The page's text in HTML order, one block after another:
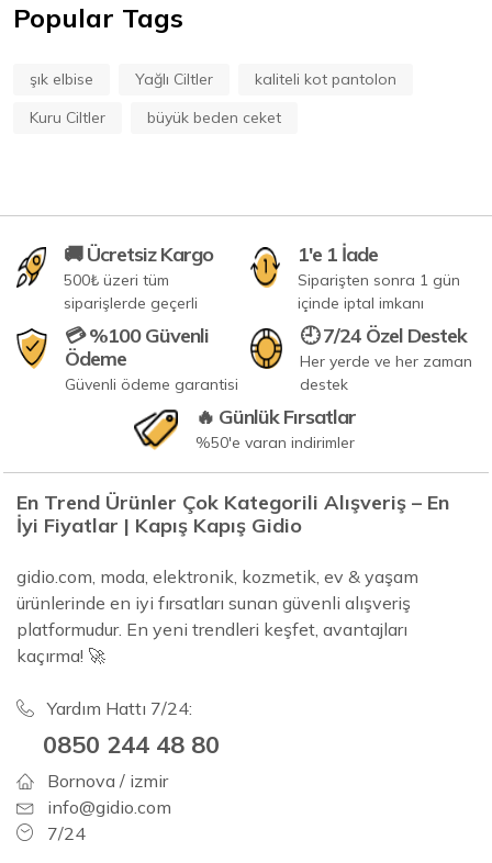
Popular Tags
şık elbise Yağlı Ciltler
kaliteli kot pantolon
Kuru Ciltler
büyük beden ceket
🚚 Ücretsiz Kargo
500₺ üzeri tüm
siparişlerde geçerli
1'e 1 İade
Siparişten sonra 1 gün
içinde iptal imkanı
💳 %100 Güvenli
Ödeme
Güvenli ödeme garantisi
🕘 7/24 Özel Destek
Her yerde ve her zaman
destek
🔥 Günlük Fırsatlar
%50'e varan indirimler
En Trend Ürünler Çok Kategorili Alışveriş – En
İyi Fiyatlar | Kapış Kapış Gidio
gidio.com, moda, elektronik, kozmetik, ev & yaşam
ürünlerinde en iyi fırsatları sunan güvenli alışveriş
platformudur. En yeni trendleri keşfet, avantajları
kaçırma! 🚀
Yardım Hattı 7/24:
0850 244 48 80
Bornova / izmir
info@gidio.com
7/24